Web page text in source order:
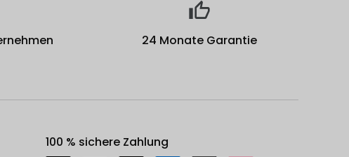
24 Monate Garantie
100 % sichere Zahlung